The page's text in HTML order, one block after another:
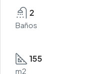
2
Baños
155
m2